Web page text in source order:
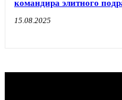
командира элитного
15.08.2025